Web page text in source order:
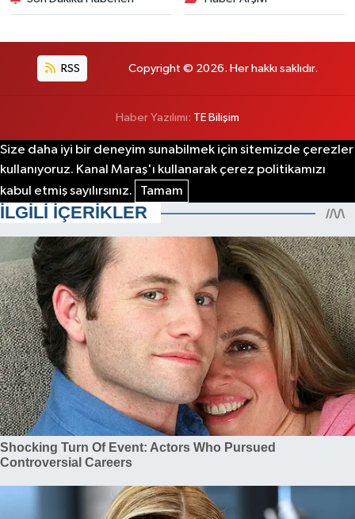
RSS Copyright © 2026. Her hakkı saklıdır.
Haber Yazılımı: TE Bilişim
Size daha iyi bir deneyim sunabilmek için sitemizde çerezler
kullanıyoruz. Kanal Maraş'ı kullanarak çerez politikamızı
kabul etmiş sayılırsınız.
Tamam